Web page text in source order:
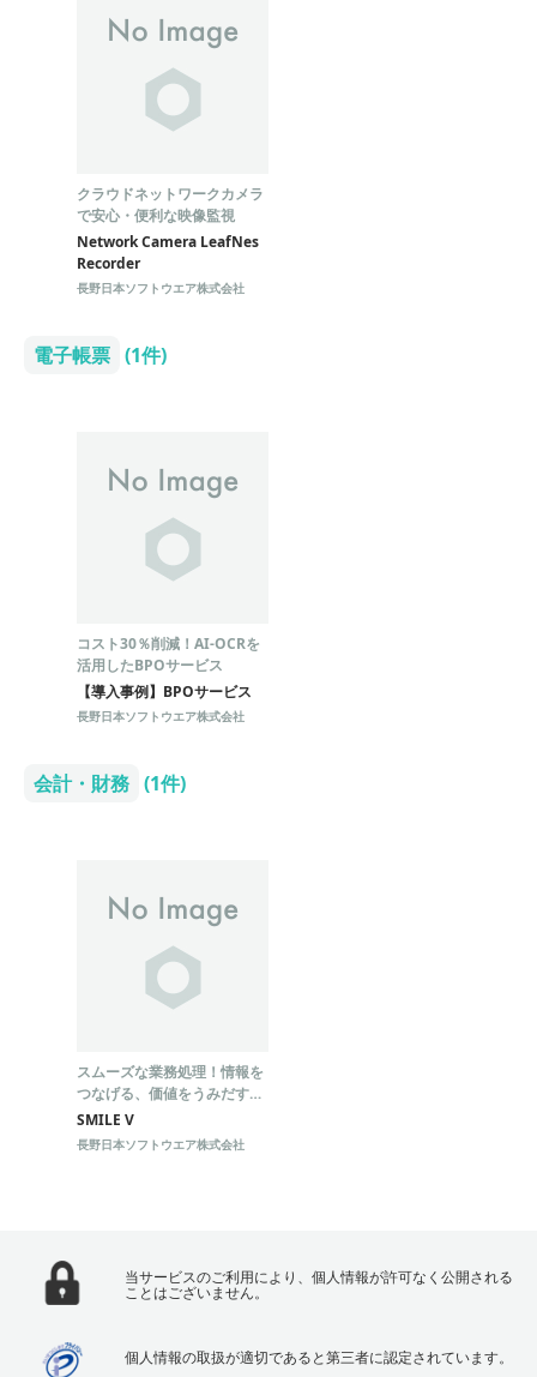
クラウドネットワークカメラ
で安心・便利な映像監視
Network Camera LeafNes
Recorder
長野日本ソフトウエア株式会社
電子帳票 (1件)
コスト30％削減！AI-OCRを
活用したBPOサービス
【導入事例】BPOサービス
長野日本ソフトウエア株式会社
会計・財務 (1件)
スムーズな業務処理！情報を
つなげる、価値をうみだす
DXソリューション
SMILE V
長野日本ソフトウエア株式会社
当サービスのご利用により、個人情報が許可なく公開される
ことはございません。
個人情報の取扱が適切であると第三者に認定されています。